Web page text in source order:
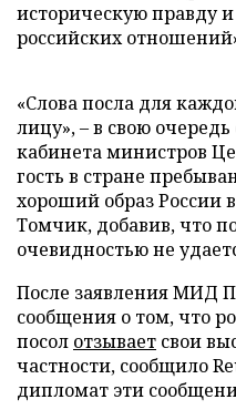
историческую правду
российских
«Слова посла для
лицу», – в свою
кабинета министров
гость в стране
хороший образ России
Томчик, добавив, что
очевидностью не
После заявления МИД
сообщения о том, что
посол отзывает свои
частности, сообщило
дипломат эти